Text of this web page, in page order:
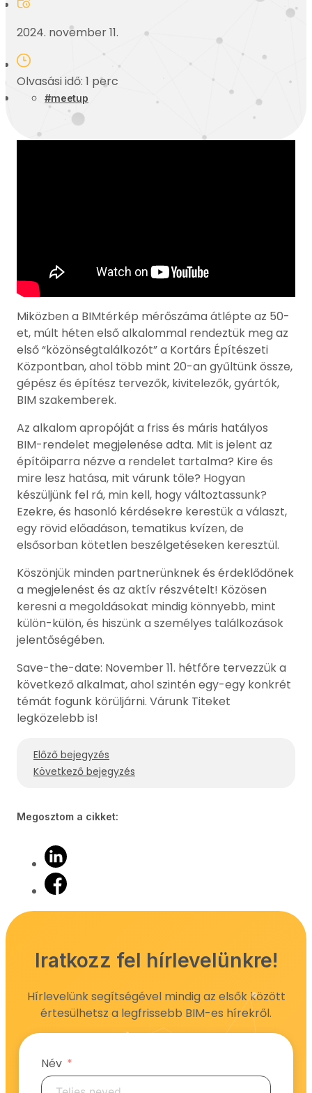
2024. november 11.
Olvasási idő: 1 perc
meetup
Miközben a BIMtérkép mérőszáma átlépte az 50-
et, múlt héten első alkalommal rendeztük meg az
első “közönségtalálkozót” a Kortárs Építészeti
Központban, ahol több mint 20-an gyűltünk össze,
gépész és építész tervezők, kivitelezők, gyártók,
BIM szakemberek.
Az alkalom apropóját a friss és máris hatályos
BIM-rendelet megjelenése adta. Mit is jelent az
építőiparra nézve a rendelet tartalma? Kire és
mire lesz hatása, mit várunk tőle? Hogyan
készüljünk fel rá, min kell, hogy változtassunk?
Ezekre, és hasonló kérdésekre kerestük a választ,
egy rövid előadáson, tematikus kvízen, de
elsősorban kötetlen beszélgetéseken keresztül.
Köszönjük minden partnerünknek és érdeklődőnek
a megjelenést és az aktív részvételt! Közösen
keresni a megoldásokat mindig könnyebb, mint
külön-külön, és hiszünk a személyes találkozások
jelentőségében.
Save-the-date: November 11. hétfőre tervezzük a
következő alkalmat, ahol szintén egy-egy konkrét
témát fogunk körüljárni. Várunk Titeket
legközelebb is!
Előző bejegyzés
Következő bejegyzés
Megosztom a cikket:
Iratkozz fel hírlevelünkre!
Hírlevelünk segítségével mindig az elsők között
értesülhetsz a legfrissebb BIM-es hírekről.
Név